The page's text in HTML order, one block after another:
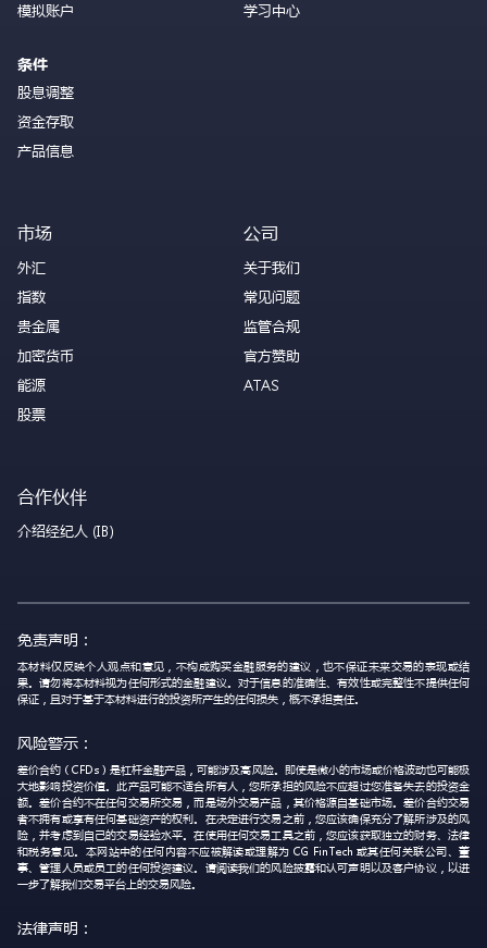
模拟账户
条件
股息调整
资金存取
产品信息
学习中心
市场
外汇
指数
贵金属
加密货币
能源
股票
公司
关于我们
常见问题
监管合规
官方赞助
ATAS
合作伙伴
介绍经纪人 (IB)
免责声明：
本材料仅反映个人观点和意见，不构成购买金融服务的建议，也不保证未来交易的表现或结
果。请勿将本材料视为任何形式的金融建议。对于信息的准确性、有效性或完整性不提供任何
保证，且对于基于本材料进行的投资所产生的任何损失，概不承担责任。
风险警示：
差价合约（CFDs）是杠杆金融产品，可能涉及高风险。即使是微小的市场或价格波动也可能极
大地影响投资价值。此产品可能不适合所有人，您所承担的风险不应超过您准备失去的投资金
额。差价合约不在任何交易所交易，而是场外交易产品，其价格源自基础市场。差价合约交易
者不拥有或享有任何基础资产的权利。在决定进行交易之前，您应该确保充分了解所涉及的风
险，并考虑到自己的交易经验水平。在使用任何交易工具之前，您应该获取独立的财务、法律
和税务意见。本网站中的任何内容不应被解读或理解为 CG FinTech 或其任何关联公司、董
事、管理人员或员工的任何投资建议。请阅读我们的风险披露和认可声明以及客户协议，以进
一步了解我们交易平台上的交易风险。
法律声明：